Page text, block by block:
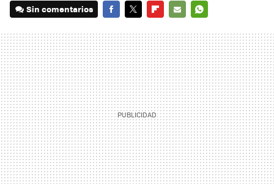
Sin comentarios
MAIL